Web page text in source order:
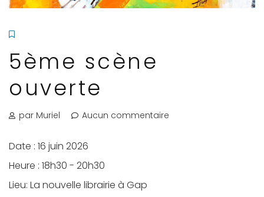
5ème scène
ouverte
par Muriel Aucun commentaire
Date : 16 juin 2026
Heure : 18h30 - 20h30
Lieu: La nouvelle librairie à Gap